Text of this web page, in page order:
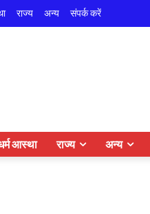
राज्य अन्य संपर्क करें
आस्था राज्य अन्य